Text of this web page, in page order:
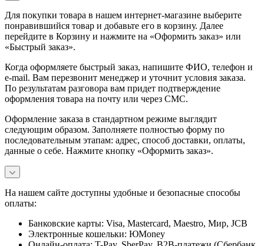
Для покупки товара в нашем интернет-магазине выберите
понравившийся товар и добавьте его в корзину. Далее
перейдите в Корзину и нажмите на «Оформить заказ» или
«Быстрый заказ».
Когда оформляете быстрый заказ, напишите ФИО, телефон и
e-mail. Вам перезвонит менеджер и уточнит условия заказа.
По результатам разговора вам придет подтверждение
оформления товара на почту или через СМС.
Оформление заказа в стандартном режиме выглядит
следующим образом. Заполняете полностью форму по
последовательным этапам: адрес, способ доставки, оплаты,
данные о себе. Нажмите кнопку «Оформить заказ».
На нашем сайте доступны удобные и безопасные способы
оплаты:
Банковские карты: Visa, Mastercard, Maestro, Мир, JCB
Электронные кошельки: ЮMoney